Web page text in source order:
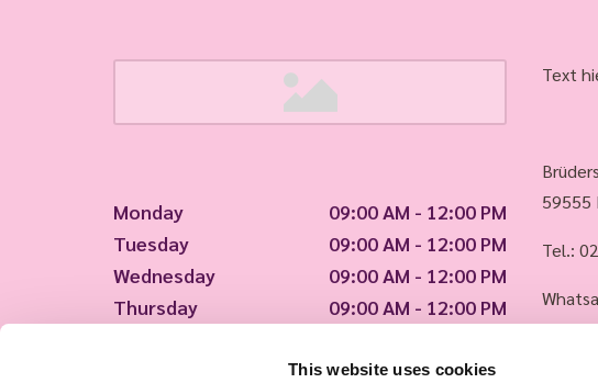
This website uses cookies
Monday
09:00 AM - 12:00 PM
Tuesday
09:00 AM - 12:00 PM
Wednesday
09:00 AM - 12:00 PM
Thursday
09:00 AM - 12:00 PM
Text
59555
Tel.: